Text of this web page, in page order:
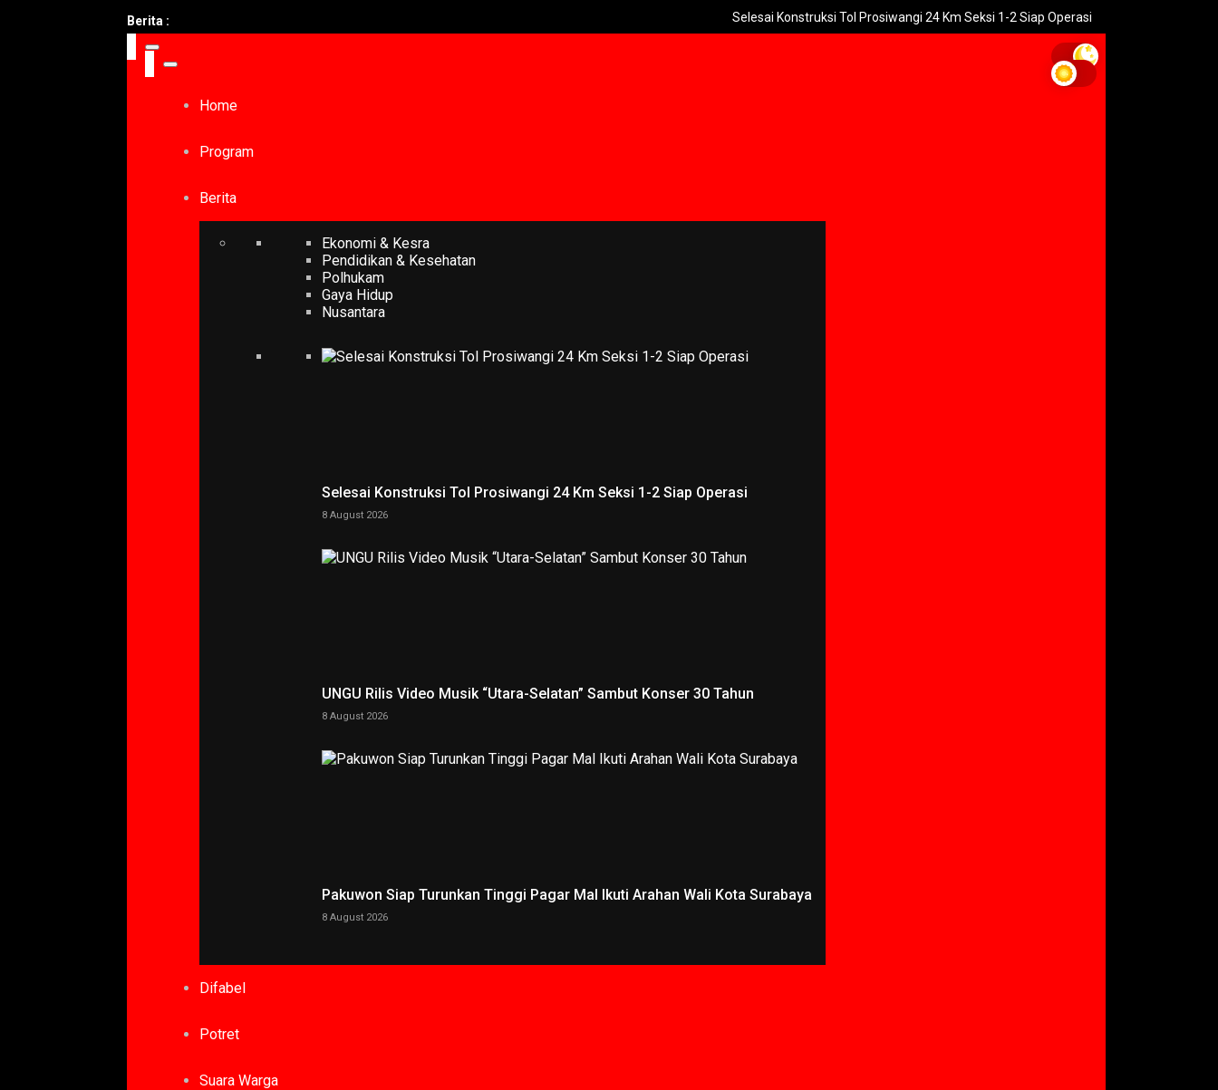
Berita : Selesai Konstruksi Tol Prosiwangi 24 Km Seksi 1-2 Siap Operasi UNGU Rilis Video
Home
Program
Berita
Ekonomi & Kesra
Pendidikan & Kesehatan
Polhukam
Gaya Hidup
Nusantara
Selesai Konstruksi Tol Prosiwangi 24 Km Seksi 1-2 Siap Operasi
8 August 2026
UNGU Rilis Video Musik “Utara-Selatan” Sambut Konser 30 Tahun
8 August 2026
Pakuwon Siap Turunkan Tinggi Pagar Mal Ikuti Arahan Wali Kota Surabaya
8 August 2026
Difabel
Potret
Suara Warga